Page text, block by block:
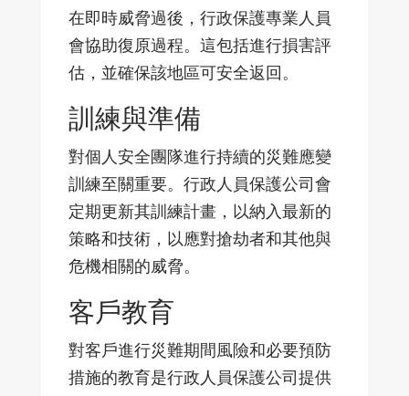
在即時威脅過後，行政保護專業人員
會協助復原過程。這包括進行損害評
估，並確保該地區可安全返回。
訓練與準備
對個人安全團隊進行持續的災難應變
訓練至關重要。行政人員保護公司會
定期更新其訓練計畫，以納入最新的
策略和技術，以應對搶劫者和其他與
危機相關的威脅。
客戶教育
對客戶進行災難期間風險和必要預防
措施的教育是行政人員保護公司提供